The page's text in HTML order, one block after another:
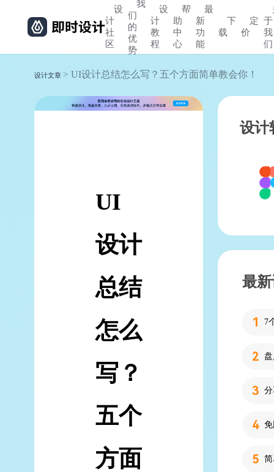
设
计
社
区
我
们
的
优
势
设
计
教
程
帮
助
中
心
最
新
功
能
下
载
定
价
于
我
们
设计文章 > UI设计总结怎么写？五个方面简单教会你！
UI
设计
总结
怎么
写？
五个
方面
设计
最
7